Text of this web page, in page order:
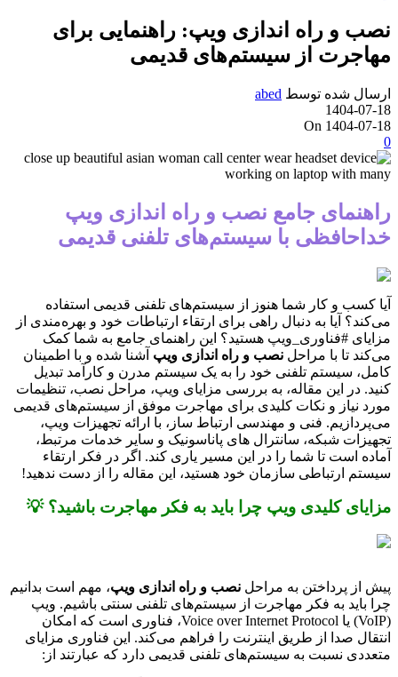
نصب و راه اندازی ویپ: راهنمایی برای
مهاجرت از سیستم‌های قدیمی
ارسال شده توسط abed
1404-07-18
On 1404-07-18
0
راهنمای جامع نصب و راه اندازی ویپ
خداحافظی با سیستم‌های تلفنی قدیمی
آیا کسب و کار شما هنوز از سیستم‌های تلفنی قدیمی استفاده
می‌کند؟ آیا به دنبال راهی برای ارتقاء ارتباطات خود و بهره‌مندی از
مزایای #فناوری_ویپ هستید؟ این راهنمای جامع به شما کمک
می‌کند تا با مراحل نصب و راه اندازی ویپ آشنا شده و با اطمینان
کامل، سیستم تلفنی خود را به یک سیستم مدرن و کارآمد تبدیل
کنید. در این مقاله، به بررسی مزایای ویپ، مراحل نصب، تنظیمات
مورد نیاز و نکات کلیدی برای مهاجرت موفق از سیستم‌های قدیمی
می‌پردازیم. فنی و مهندسی ارتباط ساز، با ارائه تجهیزات ویپ،
تجهیزات شبکه، سانترال های پاناسونیک و سایر خدمات مرتبط،
آماده است تا شما را در این مسیر یاری کند. اگر در فکر ارتقاء
سیستم ارتباطی سازمان خود هستید، این مقاله را از دست ندهید!
مزایای کلیدی ویپ چرا باید به فکر مهاجرت باشید؟ 💡
پیش از پرداختن به مراحل نصب و راه اندازی ویپ، مهم است بدانیم
چرا باید به فکر مهاجرت از سیستم‌های تلفنی سنتی باشیم. ویپ
(VoIP) یا Voice over Internet Protocol، فناوری است که امکان
انتقال صدا از طریق اینترنت را فراهم می‌کند. این فناوری مزایای
متعددی نسبت به سیستم‌های تلفنی قدیمی دارد که عبارتند از: